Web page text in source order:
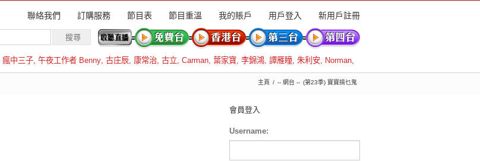
聯絡我們 訂購服務 節目表 節目重溫 我的賬戶 用戶登入 新用戶註冊
瘋中三子, 午夜工作者 Benny, 古庄辰, 康常治, 古立, Carman, 葉家寶, 李錦鴻, 譚雁瞳, 朱利安, Norman,
主頁 -- 網台 -- (第23季) 寶寶搞乜鬼
會員登入
Username: